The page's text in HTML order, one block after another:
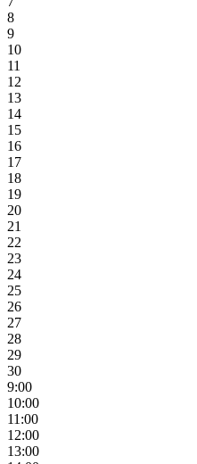
8
9
10
11
12
13
14
15
16
17
18
19
20
21
22
23
24
25
26
27
28
29
30
9:00
10:00
11:00
12:00
13:00